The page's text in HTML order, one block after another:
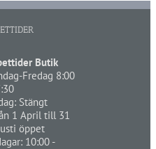
Butik
Fredag 8:00
Stängt
1 April till 31
öppet
10:00 -